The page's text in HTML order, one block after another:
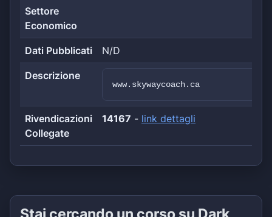
Settore
Economico
Dati Pubblicati N/D
Descrizione
www.skywaycoach.ca
Rivendicazioni
Collegate
14167 - link dettagli